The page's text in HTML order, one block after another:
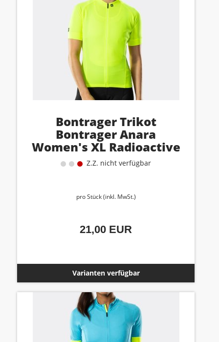
Bontrager Trikot
Bontrager Anara
Women's XL Radioactive
Yell
Z.Z. nicht verfügbar
pro Stück (inkl. MwSt.)
21,00 EUR
Varianten verfügbar